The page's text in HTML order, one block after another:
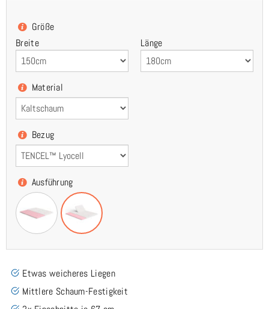
Größe
Breite
Länge
Material
Bezug
Ausführung
Etwas weicheres Liegen
Mittlere Schaum-Festigkeit